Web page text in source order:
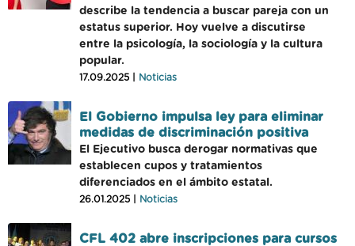
describe la tendencia a buscar pareja con un
estatus superior. Hoy vuelve a discutirse
entre la psicología, la sociología y la cultura
popular.
17.09.2025 | Noticias
El Gobierno impulsa ley para eliminar
medidas de discriminación positiva
El Ejecutivo busca derogar normativas que
establecen cupos y tratamientos
diferenciados en el ámbito estatal.
26.01.2025 | Noticias
CFL 402 abre inscripciones para cursos